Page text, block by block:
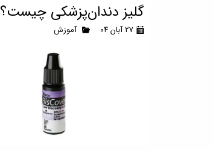
گلیز دندان‌پزشکی چیست؟
۲۷ آبان ۰۴
آموزش